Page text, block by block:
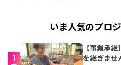
いま人気のプロ
1
【事業承
を継ぎませ